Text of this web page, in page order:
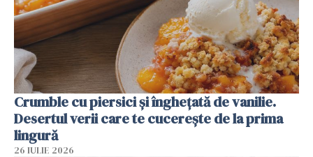
Crumble cu piersici și înghețată de vanilie.
Desertul verii care te cucerește de la prima
lingură
26 IULIE 2026